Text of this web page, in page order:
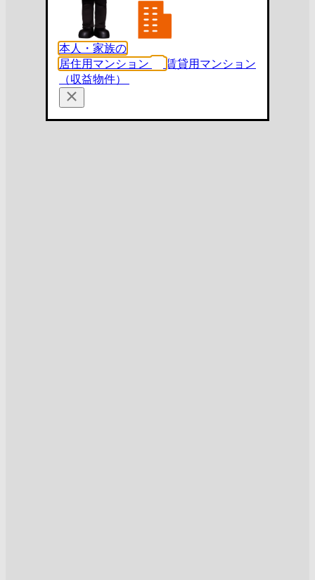
本人・家族の
居住用マンション
賃貸用マンション
（収益物件）